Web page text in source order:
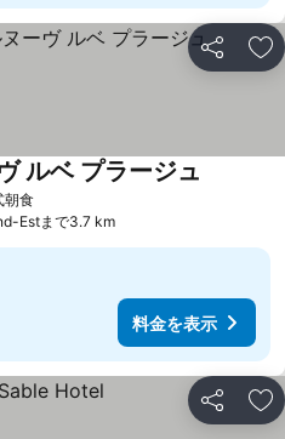
シェア お
朝食
ルベ プラージュ
Estまで3.7 km
料金を表示
シェア お